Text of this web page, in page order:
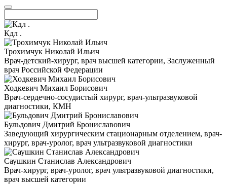
Кдл .
Трохимчук Николай Ильич
Врач-детский-хирург, врач высшей категории, Заслуженный
врач Российской Федерации
Ходкевич Михаил Борисович
Врач-сердечно-сосудистый хирург, врач-ультразвуковой
диагностики, КМН
Бульдович Дмитрий Брониславович
Заведующий хирургическим стационарным отделением, врач-
хирург, врач-уролог, врач ультразвуковой диагностики
Саушкин Станислав Александрович
Врач-хирург, врач-уролог, врач ультразвуковой диагностики,
врач высшей категории